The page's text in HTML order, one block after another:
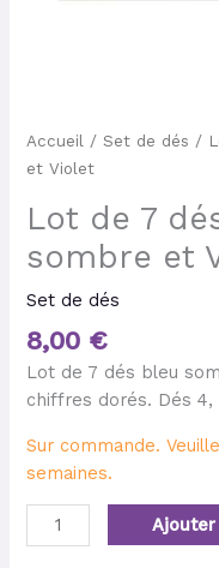
Accueil /Set de dés /
et Violet
Lot de 7
sombre et
Set de dés
8,00 €
Lot de 7 dés bleu
chiffres dorés. Dés 4,
Sur commande.
semaines.
Ajouter